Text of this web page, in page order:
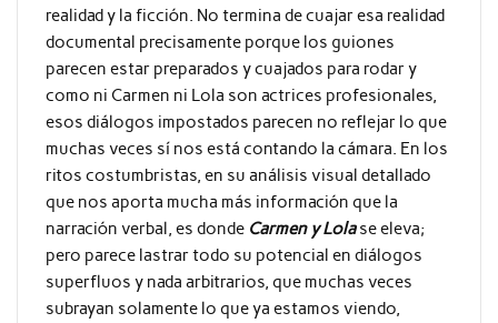
realidad y la ficción. No termina de cuajar esa realidad
documental precisamente porque los guiones
parecen estar preparados y cuajados para rodar y
como ni Carmen ni Lola son actrices profesionales,
esos diálogos impostados parecen no reflejar lo que
muchas veces sí nos está contando la cámara. En los
ritos costumbristas, en su análisis visual detallado
que nos aporta mucha más información que la
narración verbal, es donde Carmen y Lolase eleva;
pero parece lastrar todo su potencial en diálogos
superfluos y nada arbitrarios, que muchas veces
subrayan solamente lo que ya estamos viendo,